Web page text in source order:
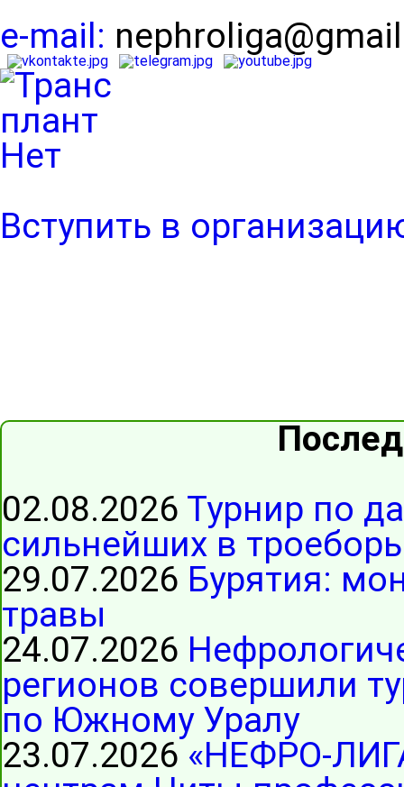
e-mail:
Вступить в
02.08.2026 Турнир по
сильнейших в
29.07.2026 Бурятия:
травы
24.07.2026
регионов совершили
по Южному Уралу
23.07.2026 «НЕФРО-